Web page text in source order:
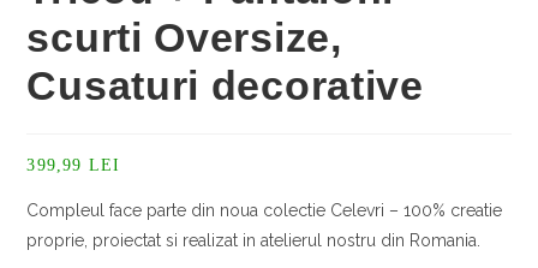
scurti Oversize,
Cusaturi decorative
399,99 LEI
Compleul face parte din noua colectie Celevri – 100% creatie
proprie, proiectat si realizat in atelierul nostru din Romania.